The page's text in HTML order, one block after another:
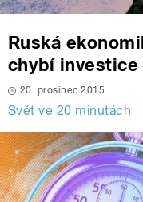
Ruská
chybí investice
20. prosinec 2015
Svět ve 20 minutách